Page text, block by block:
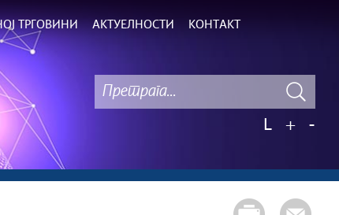
ТРГОВИНИ АКТУЕЛНОСТИ КОНТАКТ
L
+ -